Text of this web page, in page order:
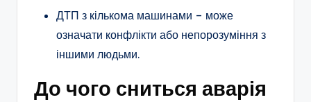
ДТП з кількома машинами – може
означати конфлікти або непорозуміння з
іншими людьми.
До чого сниться аварія